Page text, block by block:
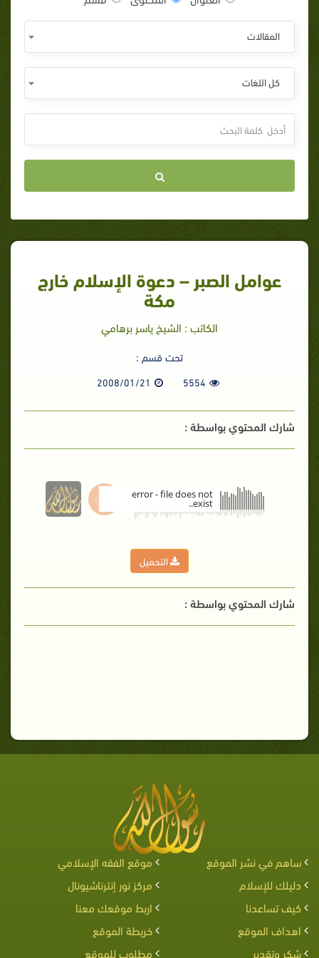
المقالات
كل اللغات
عوامل الصبر – دعوة الإسلام خارج
مكة
الكاتب : الشيخ ياسر برهامي
تحت قسم :
5554
2008/01/21
شارك المحتوي بواسطة :
error - file does not
exist..
التحميل
شارك المحتوي بواسطة :
ساهم في نشر الموقع
موقع الفقه الإسلامي
دليلك للإسلام
مركز نور إنترناشيونال
كيف تساعدنا
اربط موقعك معنا
اهداف الموقع
خريطة الموقع
شكر وتقدير
مطلوب للموقع